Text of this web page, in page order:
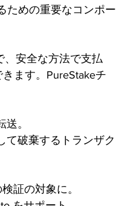
ための重要なコンポー
、安全な方法で支払
ます。PureStakeチ
。
て破棄するトランザク
証の対象に。